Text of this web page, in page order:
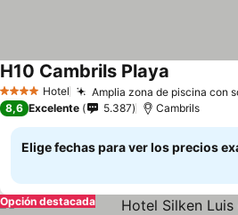
4 EstrellasHotel Amplia zona de piscina con
H10 Cambrils Playa
8,6 Excelente 5.387 Cambrils
Elige fechas para ver los precios
Opción destacada